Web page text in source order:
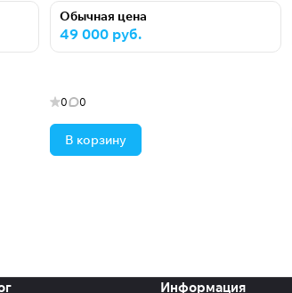
Обычная цена
49 000 руб.
0 0
В корзину
Информация